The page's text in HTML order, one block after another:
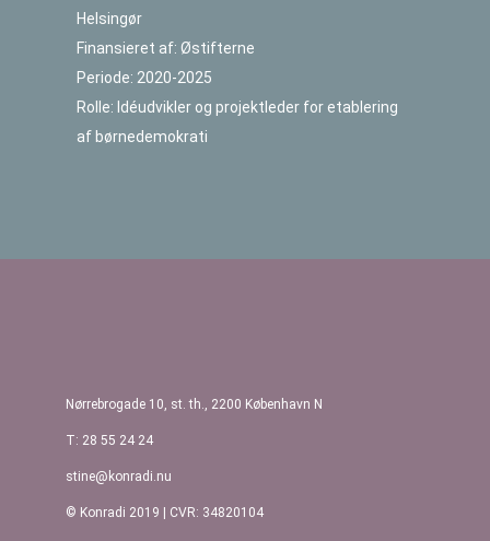
Helsingør
Finansieret af: Østifterne
Periode: 2020-2025
Rolle: Idéudvikler og projektleder for etablering
af børnedemokrati
Indlægsnavigation
Nørrebrogade 10, st. th., 2200 København N
T: 28 55 24 24
stine@konradi.nu
© Konradi 2019 | CVR: 34820104